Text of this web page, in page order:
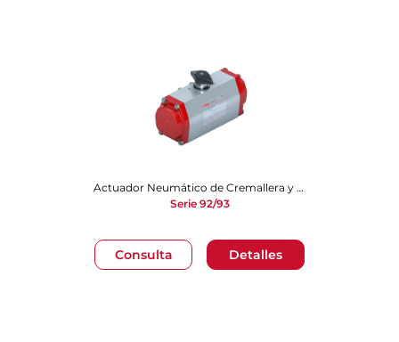
Consulta Detalles
Actuador Neumático de Cremallera y Piñón
Serie 92/93